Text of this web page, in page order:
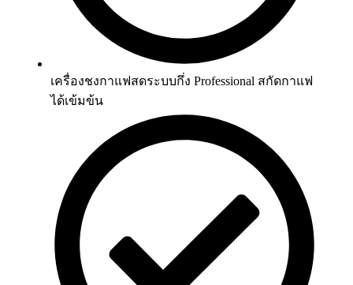
เครื่องชงกาแฟสดระบบกึ่ง Professional สกัดกาแฟ
ได้เข้มข้น